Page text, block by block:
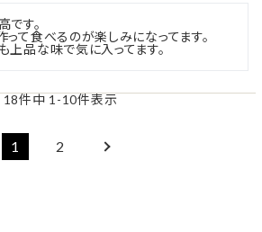
です。
って食べるのが楽しみになってます。
上品な味で気に入ってます。
18件中 1 -10件表示
1 2